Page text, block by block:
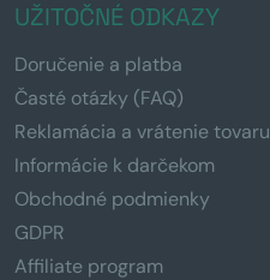
UŽITOČNÉ ODKAZY
Doručenie a platba
Časté otázky (FAQ)
Reklamácia a vrátenie tovaru
Informácie k darčekom
Obchodné podmienky
GDPR
Affiliate program